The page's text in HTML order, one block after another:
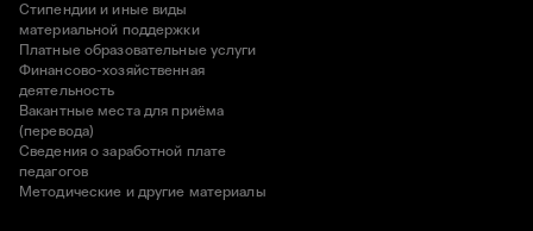
Стипендии и иные виды
материальной поддержки
Платные образовательные услуги
Финансово-хозяйственная
деятельность
Вакантные места для приёма
(перевода)
Сведения о заработной плате
педагогов
Методические и другие материалы